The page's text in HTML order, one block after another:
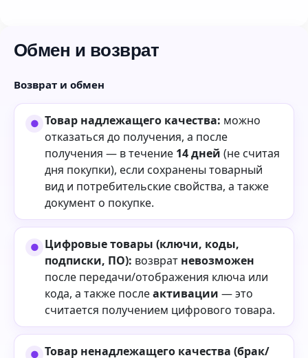
Обмен и возврат
Возврат и обмен
Товар надлежащего качества: можно
отказаться до получения, а после
получения — в течение 14 дней (не считая
дня покупки), если сохранены товарный
вид и потребительские свойства, а также
документ о покупке.
Цифровые товары (ключи, коды,
подписки, ПО): возврат невозможен
после передачи/отображения ключа или
кода, а также послеактивации — это
считается получением цифрового товара.
Товар ненадлежащего качества (брак/